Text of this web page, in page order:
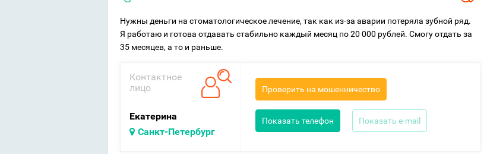
Нужны деньги на стоматологическое лечение, так как из-за аварии потеряла зубной ряд.
Я работаю и готова отдавать стабильно каждый месяц по 20 000 рублей. Смогу отдать за
35 месяцев, а то и раньше.
Контактное
лицо
Екатерина
Санкт-Петербург
Проверить на мошенничество
Показать телефон Показать e-mail